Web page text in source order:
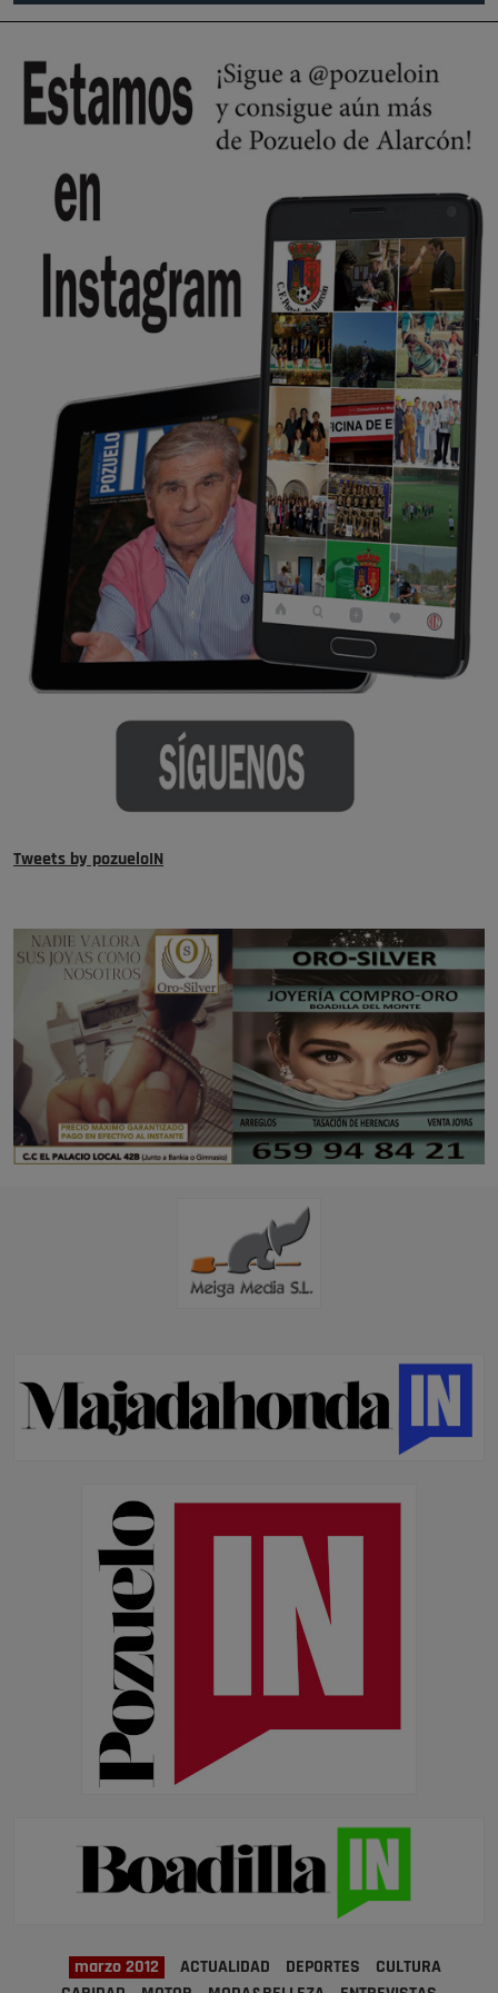
🔴 EXCLUSIVA | El comisario de la …
Y ese quien es, apenas se ven patrullas en la estación, como si se van
Pozuelo de Alarcón
🔴 EXCLUSIVA | El comisario de la …
Tweets by pozueloIN
marzo 2012 ACTUALIDAD DEPORTES
CULTURA